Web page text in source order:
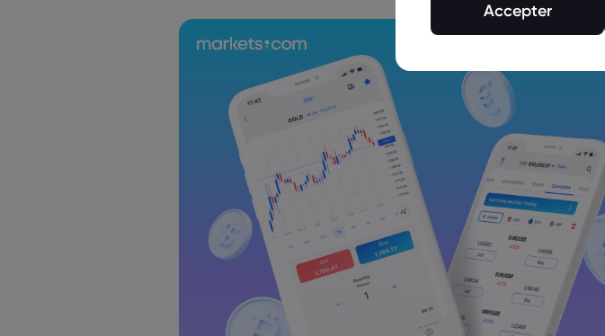
Markets.com Support Team 2025 Jul 12, 21:00
Semaine à venir : Les données sur l’inflation aux États-Unis, au Canada et
au Royaume-Uni occupent le devant de la scène
Le Forex Indices
Markets.com Support Team 2025 Jul 05, 21:00
La semaine à venir : l'attention se tourne vers la politique monétaire de la
RBA et de la RBNZ
Le Forex Indices
Accepter